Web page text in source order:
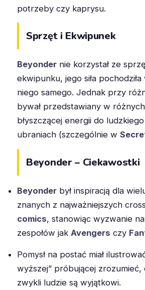
potrzeby czy kaprysu.
Sprzęt i Ekwipunek
Beyonder nie korzystał ze
ekwipunku, jego siła pochodziła
niego samego. Jednak przy
bywał przedstawiany w
błyszczącej energii do ludzkiego
ubraniach (szczególnie w
Beyonder – Ciekawostki
Beyonder był inspiracją dla
znanych z najważniejszych
comics, stanowiąc wyzwanie
zespołów jak Avengers czy
Pomysł na postać miał
wyższej” próbującej zrozumieć,
zwykli ludzie są wyjątkowi.